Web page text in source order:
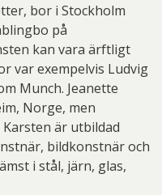
bor i Stockholm
på
kan vara ärftligt
var exempelvis Ludvig
Munch. Jeanette
Norge, men
är utbildad
bildkonstnär och
i stål, järn, glas,